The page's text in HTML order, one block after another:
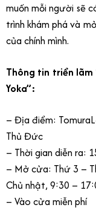
muốn mỗi người sẽ
trình khám phá và
của chính mình.
Thông tin triển lãm
Yoka”:
– Địa điểm:
Thủ Đức
– Thời gian diễn ra:
– Mở cửa: Thứ 3 –
Chủ nhật, 9:30 –
– Vào cửa miễn phí